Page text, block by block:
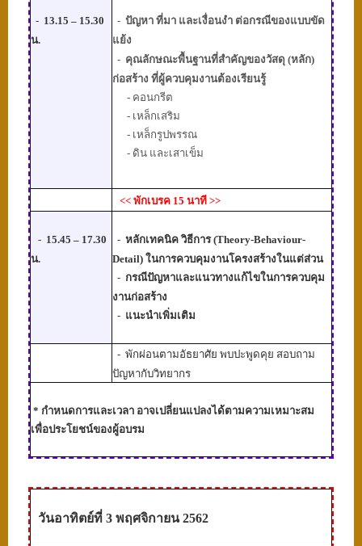
- 13.15 – 15.30
น.
- ปัญหา ที่มา และเงื่อนงำ ต่อกรณีของแบบขัด
แย้ง
- คุณลักษณะพื้นฐานที่สำคัญของวัสดุ (หลัก)
ก่อสร้าง ที่ผู้ควบคุมงานต้องเรียนรู้
- คอนกรีต
- เหล็กเสริม
- เหล็กรูปพรรณ
- ดิน และเสาเข็ม
<< พักเบรค 15 นาที >>
- 15.45 – 17.30
น.
- หลักเทคนิค วิธีการ (Theory-Behaviour-
Detail) ในการควบคุมงานโครงสร้างในแต่ส่วน
- กรณีปัญหาและแนวทางแก้ไขในการควบคุม
งานก่อสร้าง
- แนะนำเพิ่มเติม
- พักผ่อนตามอัธยาศัย พบปะพูดคุย สอบถาม
ปัญหากับวิทยากร
* กำหนดการและเวลา อาจเปลี่ยนแปลงได้ตามความเหมาะสม
เพื่อประโยชน์ของผู้อบรม
วันอาทิตย์ที่ 3 พฤศจิกายน 2562